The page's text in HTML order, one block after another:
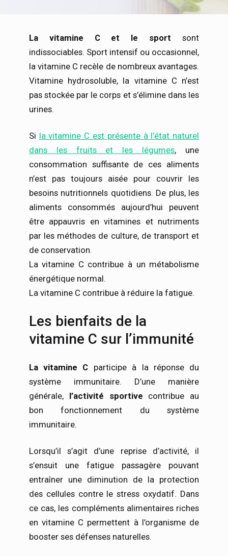
La vitamine C et le sport sont
indissociables. Sport intensif ou occasionnel,
la vitamine C recèle de nombreux avantages.
Vitamine hydrosoluble, la vitamine C n’est
pas stockée par le corps et s’élimine dans les
urines.
Si la vitamine C est présente à l’état naturel
dans les fruits et les légumes, une
consommation suffisante de ces aliments
n’est pas toujours aisée pour couvrir les
besoins nutritionnels quotidiens. De plus, les
aliments consommés aujourd’hui peuvent
être appauvris en vitamines et nutriments
par les méthodes de culture, de transport et
de conservation.
La vitamine C contribue à un métabolisme
énergétique normal.
La vitamine C contribue à réduire la fatigue.
Les bienfaits de la
vitamine C sur l’immunité
La vitamine C participe à la réponse du
système immunitaire. D’une manière
générale, l’activité sportive contribue au
bon fonctionnement du système
immunitaire.
Lorsqu’il s’agit d’une reprise d’activité, il
s’ensuit une fatigue passagère pouvant
entraîner une diminution de la protection
des cellules contre le stress oxydatif. Dans
ce cas, les compléments alimentaires riches
en vitamine C permettent à l’organisme de
booster ses défenses naturelles.